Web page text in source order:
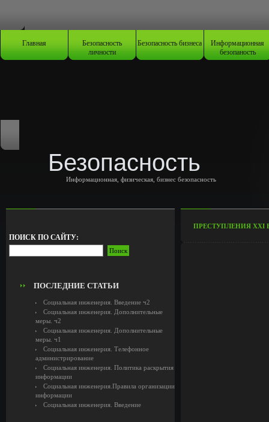
Главная Безопасность
личности
Безопасность бизнеса Информационная
безопаность
Безопасность
Информационная, физическая, бизнес безопасность
ПОИСК ПО САЙТУ:
ПОСЛЕДНИЕ СТАТЬИ
Социальная инженерия. Введение ч2
Социальная инженерия. Дополнительные
меры. ч2
Социальная инженерия. Дополнительные
меры. ч1
Социальная инженерия. Телефонное
администрирование
Социальная инженерия. Политика раскрытия
информации
Социальная инженерия.Правила организации
информации
Социальная инженерия. Введение
ПРЕСТУПЛЕНИЯ XXI